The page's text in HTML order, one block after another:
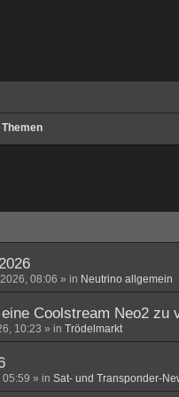
08:06 » in Neutrino allgemein
Coolstream Neo2 zu
10:23 » in Trödelmarkt
05:59 » in Sat- und Transponder-